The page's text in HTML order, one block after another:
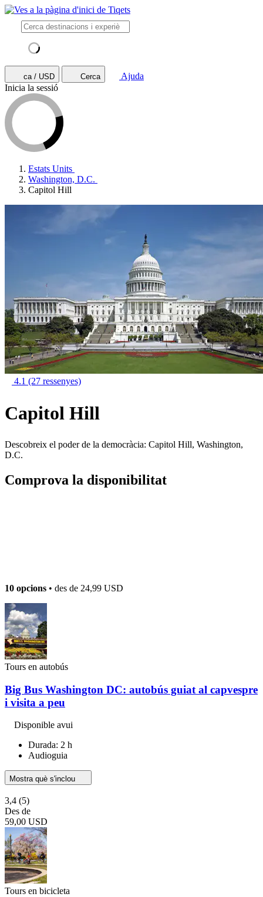
ca / USD Cerca
Ajuda
Inicia la sessió
Estats Units
Washington, D.C.
Capitol Hill
4.1 (27 ressenyes)
Capitol Hill
Descobreix el poder de la democràcia: Capitol Hill, Washington,
D.C.
Comprova la disponibilitat
10 opcions • des de 24,99 USD
Tours en autobús
Big Bus Washington DC: autobús guiat al capvespre
i visita a peu
Disponible avui
Durada: 2 h
Audioguia
Mostra què s'inclou
3,4 (5)
Des de
59,00 USD
Tours en bicicleta